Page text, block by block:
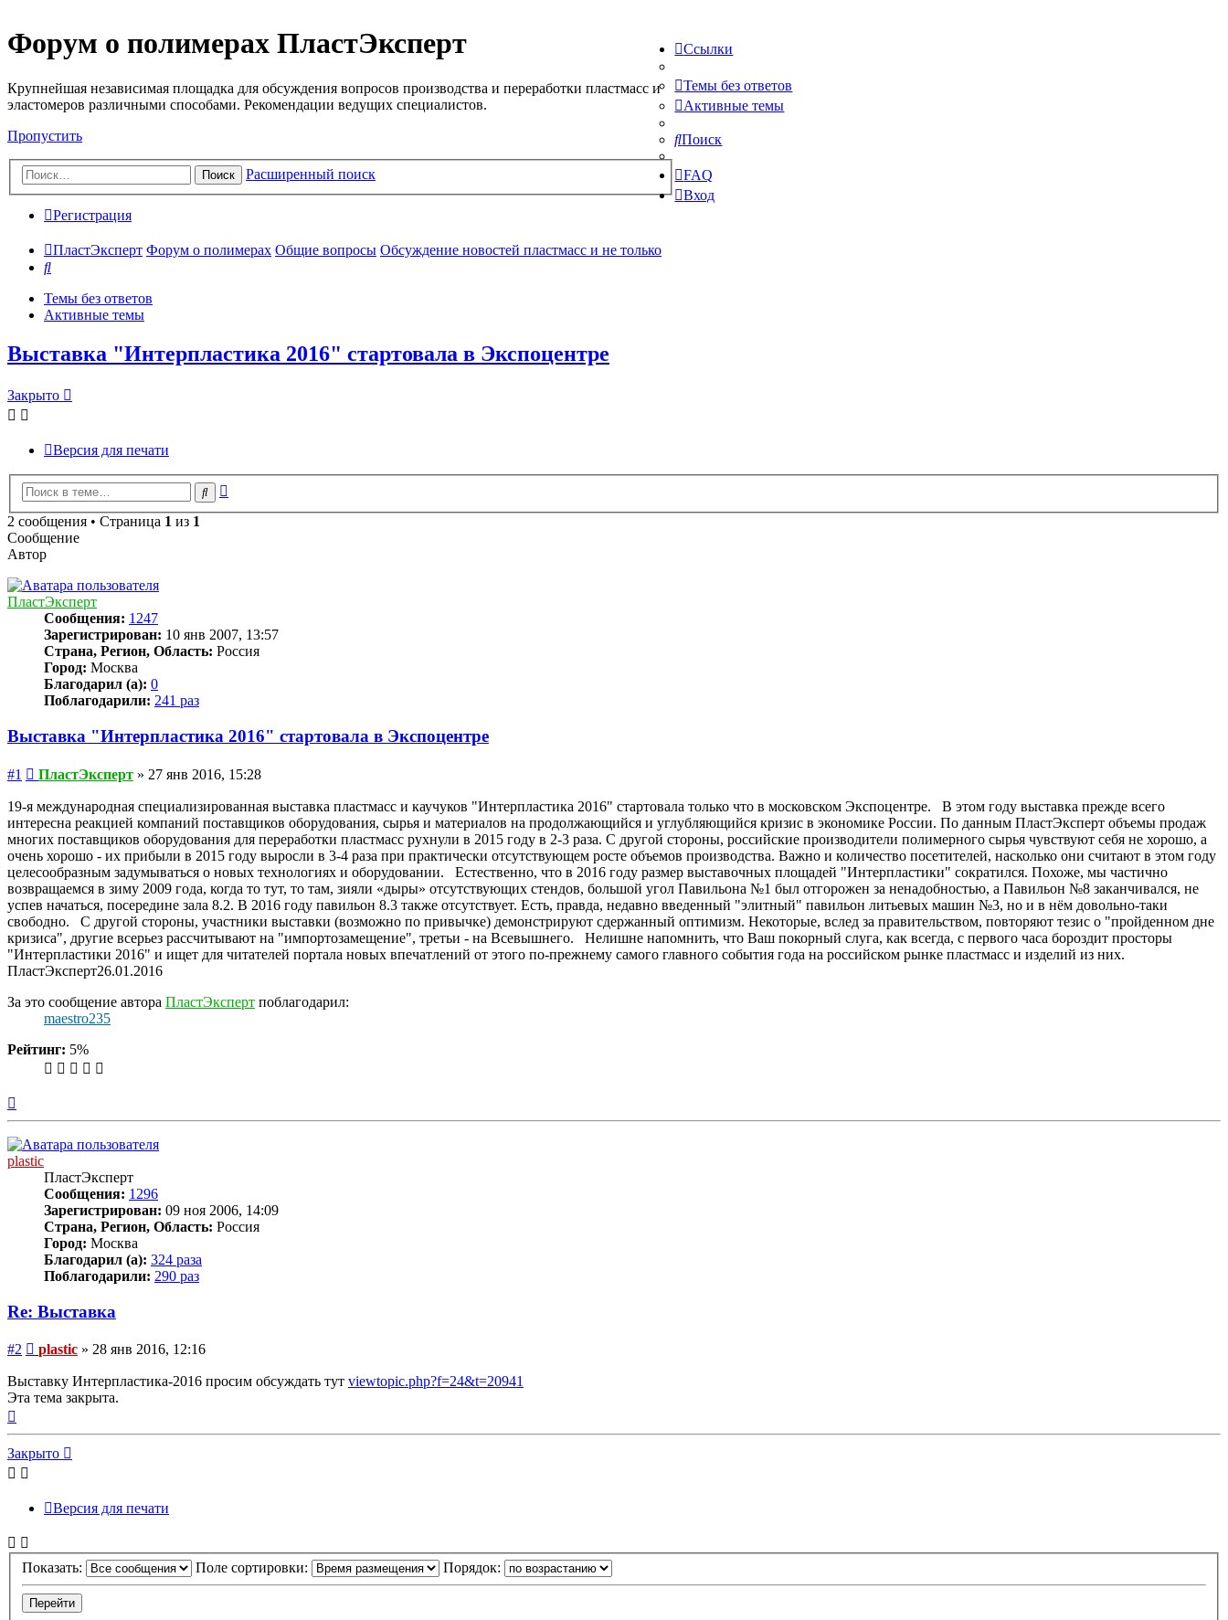
Форум о полимерах ПластЭксперт
Крупнейшая независимая площадка для обсуждения вопросов производства и переработки пластмасс и
эластомеров различными способами. Рекомендации ведущих специалистов.
Пропустить
Поиск Расширенный поиск
Ссылки
Темы без ответов
Активные темы
Поиск
FAQ
Вход
Регистрация
ПластЭксперт Форум о полимерах Общие вопросы Обсуждение новостей пластмасс и не только
Поиск
Темы без ответов
Активные темы
Выставка "Интерпластика 2016" стартовала в Экспоцентре
Закрыто
Версия для печати
Поиск
2 сообщения • Страница 1 из 1
Сообщение
Автор
ПластЭксперт
Сообщения: 1247
Зарегистрирован: 10 янв 2007, 13:57
Страна, Регион, Область: Россия
Город: Москва
Благодарил (а): 0
Поблагодарили: 241 раз
Выставка "Интерпластика 2016" стартовала в Экспоцентре
#1 Сообщение
ПластЭксперт » 27 янв 2016, 15:28
19-я международная специализированная выставка пластмасс и каучуков "Интерпластика 2016" стартовала только что в московском Экспоцентре. В этом году выставка прежде всего
интересна реакцией компаний поставщиков оборудования, сырья и материалов на продолжающийся и углубляющийся кризис в экономике России. По данным ПластЭксперт объемы продаж
многих поставщиков оборудования для переработки пластмасс рухнули в 2015 году в 2-3 раза. С другой стороны, российские производители полимерного сырья чувствуют себя не хорошо, а
очень хорошо - их прибыли в 2015 году выросли в 3-4 раза при практически отсутствующем росте объемов производства. Важно и количество посетителей, насколько они считают в этом году
целесообразным задумываться о новых технологиях и оборудовании. Естественно, что в 2016 году размер выставочных площадей "Интерпластики" сократился. Похоже, мы частично
возвращаемся в зиму 2009 года, когда то тут, то там, зияли «дыры» отсутствующих стендов, большой угол Павильона №1 был отгорожен за ненадобностью, а Павильон №8 заканчивался, не
успев начаться, посередине зала 8.2. В 2016 году павильон 8.3 также отсутствует. Есть, правда, недавно введенный "элитный" павильон литьевых машин №3, но и в нём довольно-таки
свободно. С другой стороны, участники выставки (возможно по привычке) демонстрируют сдержанный оптимизм. Некоторые, вслед за правительством, повторяют тезис о "пройденном дне
кризиса", другие всерьез рассчитывают на "импортозамещение", третьи - на Всевышнего. Нелишне напомнить, что Ваш покорный слуга, как всегда, с первого часа бороздит просторы
"Интерпластики 2016" и ищет для читателей портала новых впечатлений от этого по-прежнему самого главного события года на российском рынке пластмасс и изделий из них.
ПластЭксперт26.01.2016
За это сообщение автора ПластЭксперт поблагодарил:
maestro235
Рейтинг: 5%
plastic
ПластЭксперт
Сообщения: 1296
Зарегистрирован: 09 ноя 2006, 14:09
Страна, Регион, Область: Россия
Город: Москва
Благодарил (а): 324 раза
Поблагодарили: 290 раз
Re: Выставка
#2 Сообщение
plastic » 28 янв 2016, 12:16
Выставку Интерпластика-2016 просим обсуждать тут viewtopic.php?f=24&t=20941
Эта тема закрыта.
Закрыто
Версия для печати
Показать: Поле сортировки: Порядок: